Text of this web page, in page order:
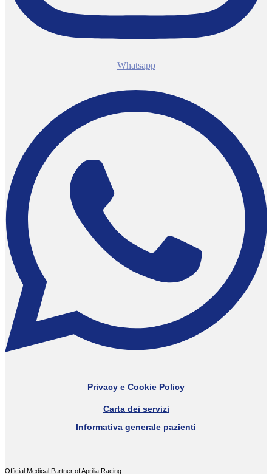
Whatsapp
Privacy e Cookie Policy
Carta dei servizi
Informativa generale pazienti
Official Medical Partner of Aprilia Racing